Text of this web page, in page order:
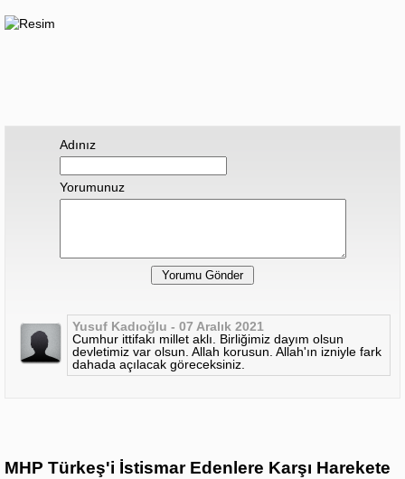
Adınız
Yorumunuz
Yusuf Kadıoğlu - 07 Aralık 2021
Cumhur ittifakı millet aklı. Birliğimiz dayım olsun
devletimiz var olsun. Allah korusun. Allah'ın izniyle fark
dahada açılacak göreceksiniz.
MHP Türkeş'i İstismar Edenlere Karşı Harekete